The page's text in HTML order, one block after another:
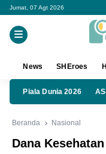
Jumat, 07 Agt 2026
News SHEroes
Piala Dunia 2026
Beranda Nasional
Dana